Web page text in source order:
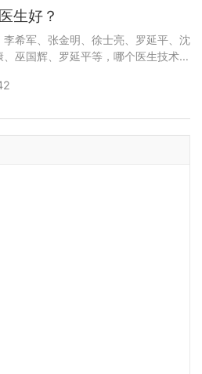
生好？
李希军、张金明、徐士亮、罗延平、沈
巫国辉、罗延平等，哪个医生技术和
多医生口碑和案例。